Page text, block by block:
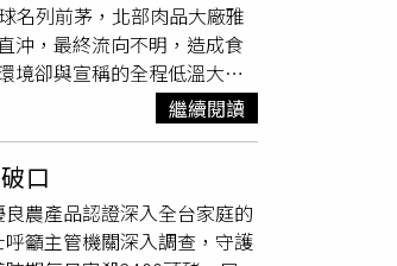
名列前茅，北部肉品大廠雅
沖，最終流向不明，造成食
境卻與宣稱的全程低溫大相
宰的牛豬約700頭，2024年
（台灣優良農產品）認
零下15度到20度間預冷1小
度來確保肉品新鮮度，其
有「上一位」的內臟，代表
是雅勝員工於2023年10月間
繼續閱讀
口
農產品認證深入全台家庭的
呼籲主管機關深入調查，守護